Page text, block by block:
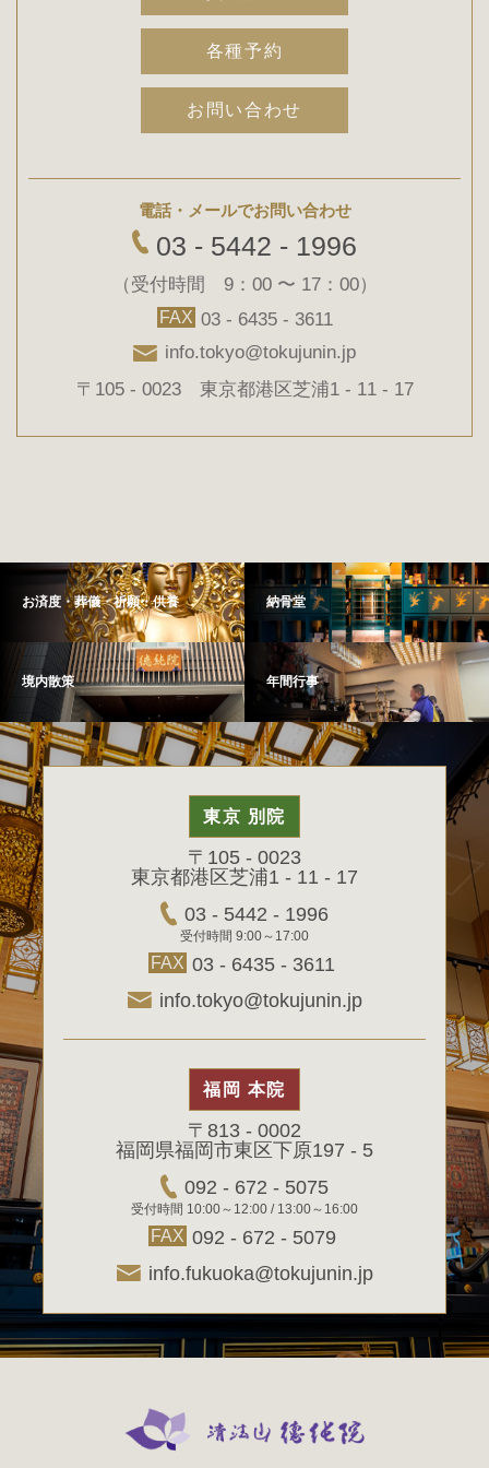
各種予約
お問い合わせ
電話・メールでお問い合わせ
03 - 5442 - 1996
（受付時間 9：00 〜 17：00）
FAX 03 - 6435 - 3611
info.tokyo@tokujunin.jp
〒105 - 0023 東京都港区芝浦1 - 11 - 17
お済度・葬儀・祈願・供養 納骨堂
境内散策 年間行事
東京 別院
〒105 - 0023
東京都港区芝浦1 - 11 - 17
03 - 5442 - 1996
受付時間 9:00～17:00
FAX 03 - 6435 - 3611
info.tokyo@tokujunin.jp
福岡 本院
〒813 - 0002
福岡県福岡市東区下原197 - 5
092 - 672 - 5075
受付時間 10:00～12:00 / 13:00～16:00
FAX 092 - 672 - 5079
info.fukuoka@tokujunin.jp